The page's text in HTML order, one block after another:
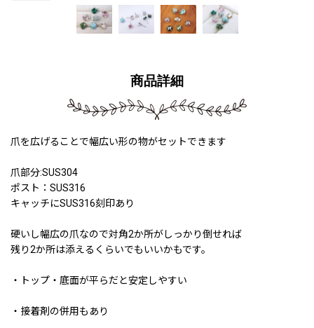
商品詳細
爪を広げることで幅広い形の物がセットできます
爪部分:SUS304
ポスト：SUS316
キャッチにSUS316刻印あり
硬いし幅広の爪なので対角2か所がしっかり倒せれば
残り2か所は添えるくらいでもいいかもです。
・トップ・底面が平らだと安定しやすい
・接着剤の併用もあり